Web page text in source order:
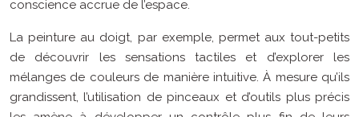
conscience accrue de l’espace.
La peinture au doigt, par exemple, permet aux tout-petits
de découvrir les sensations tactiles et d’explorer les
mélanges de couleurs de manière intuitive. À mesure qu’ils
grandissent, l’utilisation de pinceaux et d’outils plus précis